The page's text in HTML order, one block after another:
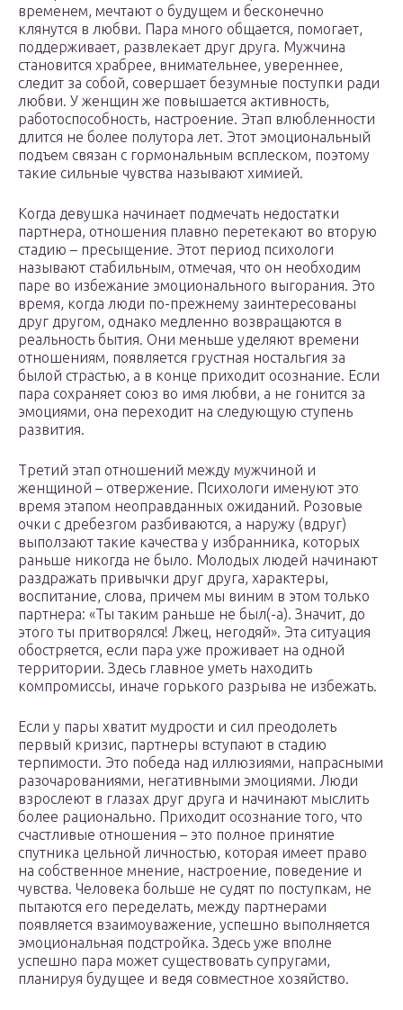
временем, мечтают о будущем и бесконечно
клянутся в любви. Пара много общается, помогает,
поддерживает, развлекает друг друга. Мужчина
становится храбрее, внимательнее, увереннее,
следит за собой, совершает безумные поступки ради
любви. У женщин же повышается активность,
работоспособность, настроение. Этап влюбленности
длится не более полутора лет. Этот эмоциональный
подъем связан с гормональным всплеском, поэтому
такие сильные чувства называют химией.
Когда девушка начинает подмечать недостатки
партнера, отношения плавно перетекают во вторую
стадию – пресыщение. Этот период психологи
называют стабильным, отмечая, что он необходим
паре во избежание эмоционального выгорания. Это
время, когда люди по-прежнему заинтересованы
друг другом, однако медленно возвращаются в
реальность бытия. Они меньше уделяют времени
отношениям, появляется грустная ностальгия за
былой страстью, а в конце приходит осознание. Если
пара сохраняет союз во имя любви, а не гонится за
эмоциями, она переходит на следующую ступень
развития.
Третий этап отношений между мужчиной и
женщиной – отвержение. Психологи именуют это
время этапом неоправданных ожиданий. Розовые
очки с дребезгом разбиваются, а наружу (вдруг)
выползают такие качества у избранника, которых
раньше никогда не было. Молодых людей начинают
раздражать привычки друг друга, характеры,
воспитание, слова, причем мы виним в этом только
партнера: «Ты таким раньше не был(-а). Значит, до
этого ты притворялся! Лжец, негодяй». Эта ситуация
обостряется, если пара уже проживает на одной
территории. Здесь главное уметь находить
компромиссы, иначе горького разрыва не избежать.
Если у пары хватит мудрости и сил преодолеть
первый кризис, партнеры вступают в стадию
терпимости. Это победа над иллюзиями, напрасными
разочарованиями, негативными эмоциями. Люди
взрослеют в глазах друг друга и начинают мыслить
более рационально. Приходит осознание того, что
счастливые отношения – это полное принятие
спутника цельной личностью, которая имеет право
на собственное мнение, настроение, поведение и
чувства. Человека больше не судят по поступкам, не
пытаются его переделать, между партнерами
появляется взаимоуважение, успешно выполняется
эмоциональная подстройка. Здесь уже вполне
успешно пара может существовать супругами,
планируя будущее и ведя совместное хозяйство.